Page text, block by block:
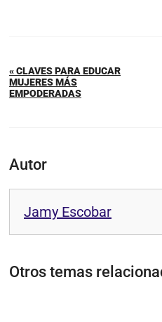
« CLAVES PARA EDUCAR
MUJERES MÁS
EMPODERADAS
Autor
Jamy Escobar
Otros temas